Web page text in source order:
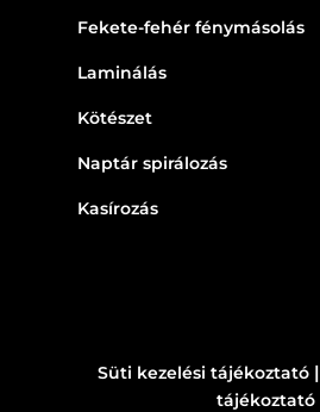
Fekete-fehér fénymásolás
Laminálás
Kötészet
Naptár spirálozás
Kasírozás
Süti kezelési tájékoztató |
tájékoztató